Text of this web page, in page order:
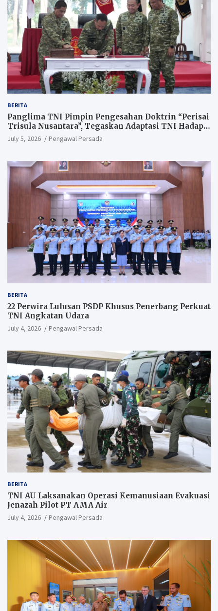
BERITA
Panglima TNI Pimpin Pengesahan Doktrin “Perisai
Trisula Nusantara”, Tegaskan Adaptasi TNI Hadapi
Perang Modern
July 5, 2026 Pengawal Persada
BERITA
22 Perwira Lulusan PSDP Khusus Penerbang Perkuat
TNI Angkatan Udara
July 4, 2026 Pengawal Persada
BERITA
TNI AU Laksanakan Operasi Kemanusiaan Evakuasi
Jenazah Pilot PT AMA Air
July 4, 2026 Pengawal Persada